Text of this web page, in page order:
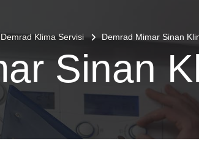
Demrad Klima Servisi Demrad Mimar Sinan
Sinan